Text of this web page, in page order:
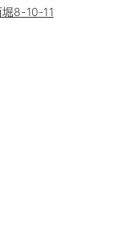
8-10-11